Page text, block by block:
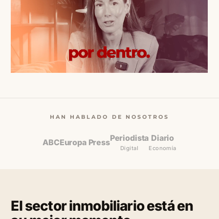
HAN HABLADO DE NOSOTROS
ABCEuropa PressPeriodista
Digital
Diario
Economía
El sector inmobiliario está en